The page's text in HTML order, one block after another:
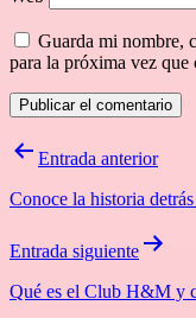
Guarda mi nombre,
para la próxima vez que
Navegación
entradas
Entrada anterior
Conoce la historia
Entrada siguiente
Qué es el Club H&M y